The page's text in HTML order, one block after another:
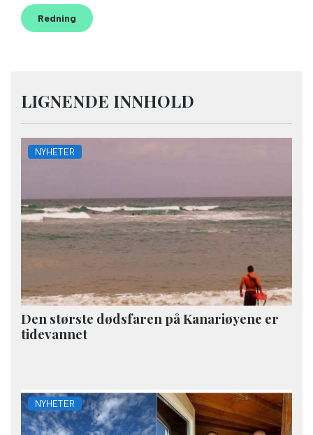
Redning
LIGNENDE INNHOLD
NYHETER
Den største dødsfaren på Kanariøyene er
tidevannet
NYHETER